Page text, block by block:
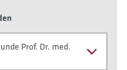
Prof. Dr. med.